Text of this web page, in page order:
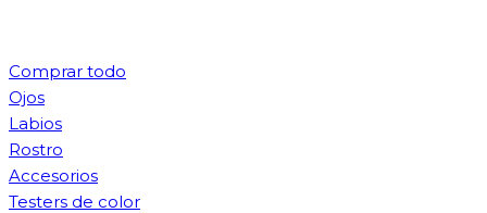
Comprar todo
Ojos
Labios
Rostro
Accesorios
Testers de color